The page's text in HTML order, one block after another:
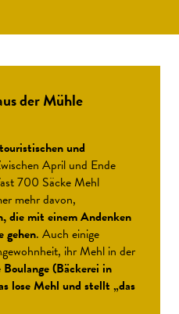
der Mühle
und
April und Ende
700 Säcke Mehl
mehr davon,
die mit einem Andenken
gehen. Auch einige
ihr Mehl in der
Boulange (Bäckerei in
lose Mehl und stellt „das